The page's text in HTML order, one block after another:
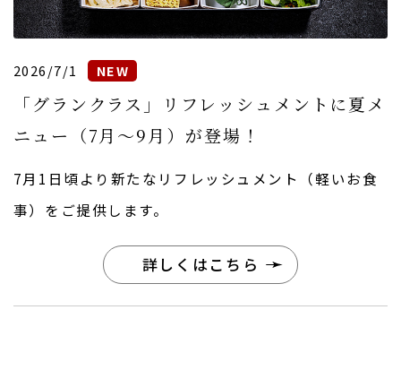
2026/7/1
「グランクラス」リフレッシュメントに夏メ
ニュー（7月〜9月）が登場！
7月1日頃より新たなリフレッシュメント（軽いお食
事）をご提供します。
詳しくはこちら